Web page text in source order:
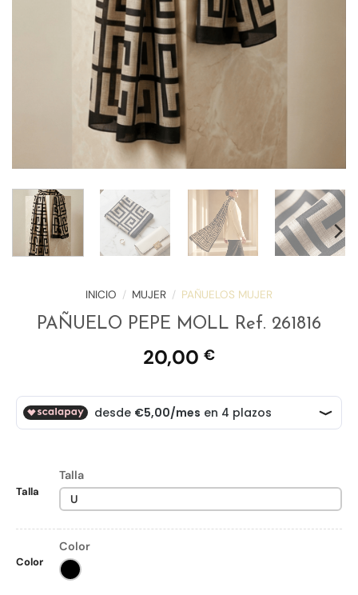
INICIO / MUJER / PAÑUELOS MUJER
PAÑUELO PEPE MOLL Ref. 261816
20,00 €
Talla
Talla
U
Color
Color